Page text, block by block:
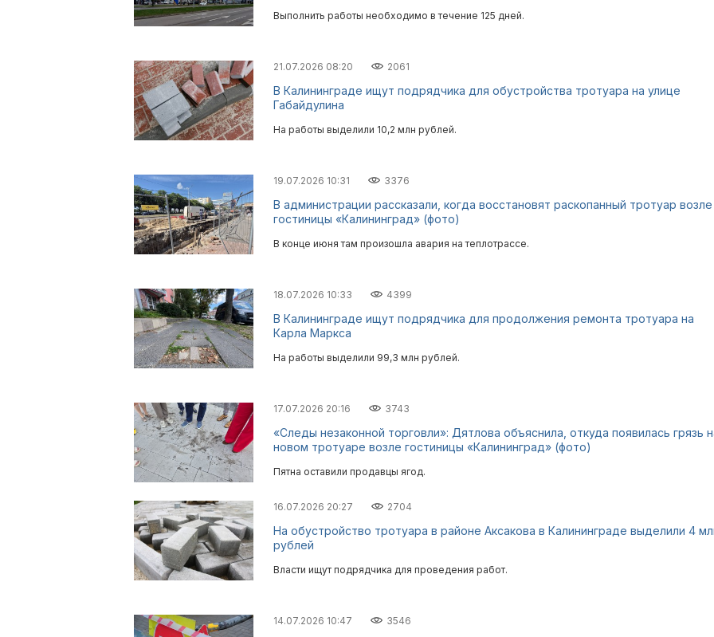
Выполнить работы необходимо в течение 125 дней.
21.07.2026 08:20 2061
В Калининграде ищут подрядчика для обустройства тротуара на улице
Габайдулина
На работы выделили 10,2 млн рублей.
19.07.2026 10:31 3376
В администрации рассказали, когда восстановят раскопанный тротуар возле
гостиницы «Калининград» (фото)
В конце июня там произошла авария на теплотрассе.
18.07.2026 10:33 4399
В Калининграде ищут подрядчика для продолжения ремонта тротуара на
Карла Маркса
На работы выделили 99,3 млн рублей.
17.07.2026 20:16 3743
«Следы незаконной торговли»: Дятлова объяснила, откуда появилась грязь
новом тротуаре возле гостиницы «Калининград» (фото)
Пятна оставили продавцы ягод.
16.07.2026 20:27 2704
На обустройство тротуара в районе Аксакова в Калининграде выделили 4
рублей
Власти ищут подрядчика для проведения работ.
14.07.2026 10:47 3546